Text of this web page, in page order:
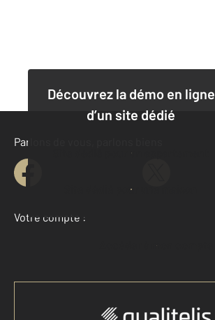
Découvrez la démo en ligne
d’un site dédié
Site dédié pour un appartement
Site dédié pour une maison
Parlons de vous, parlons biens
Votre compte :
Accéder à mon compte